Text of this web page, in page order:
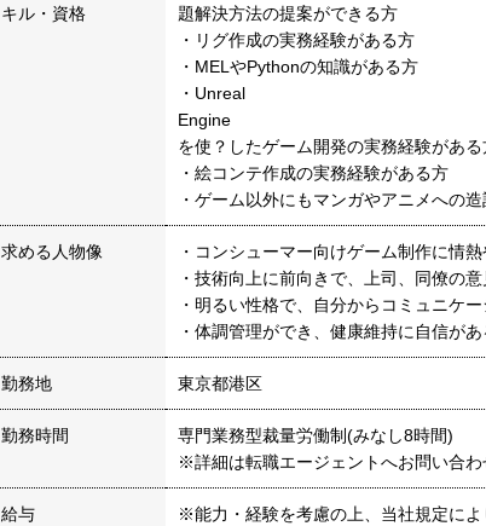
キル・資格
題解決方法の提案ができる方
・リグ作成の実務経験がある方
・MELやPythonの知識がある方
・Unreal
Engine
を使？したゲーム開発の実務経験がある
・絵コンテ作成の実務経験がある方
・ゲーム以外にもマンガやアニメへの
求める人物像
・コンシューマー向けゲーム制作に情
・技術向上に前向きで、上司、同僚の
・明るい性格で、自分からコミュニケ
・体調管理ができ、健康維持に自信があ
勤務地 東京都港区
勤務時間
専門業務型裁量労働制(みなし8時間)
※詳細は転職エージェントへお問い合わ
給与
※能力・経験を考慮の上、当社規定によ